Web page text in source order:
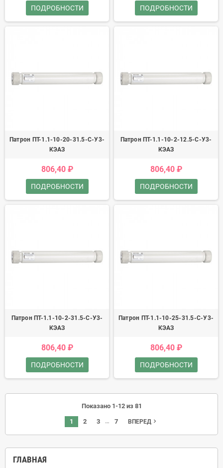
ГЛАВНАЯ
ПОДРОБНОСТИ ПОДРОБНОСТИ
Патрон ПТ-1.1-10-20-31.5-С-У3-
КЭАЗ
806,40 ₽
ПОДРОБНОСТИ
Патрон ПТ-1.1-10-2-12.5-С-У3-
КЭАЗ
806,40 ₽
ПОДРОБНОСТИ
Патрон ПТ-1.1-10-2-31.5-С-У3-
КЭАЗ
806,40 ₽
ПОДРОБНОСТИ
Патрон ПТ-1.1-10-25-31.5-С-У3-
КЭАЗ
806,40 ₽
ПОДРОБНОСТИ
Показано 1-12 из 81
1 2 3 … 7 ВПЕРЕД navigate_next